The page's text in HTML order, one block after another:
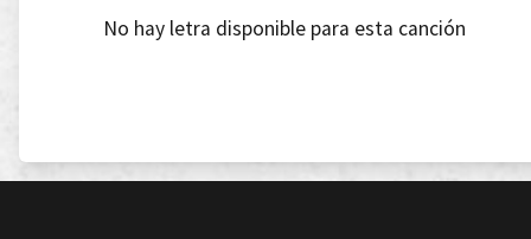
No hay letra disponible para esta canción